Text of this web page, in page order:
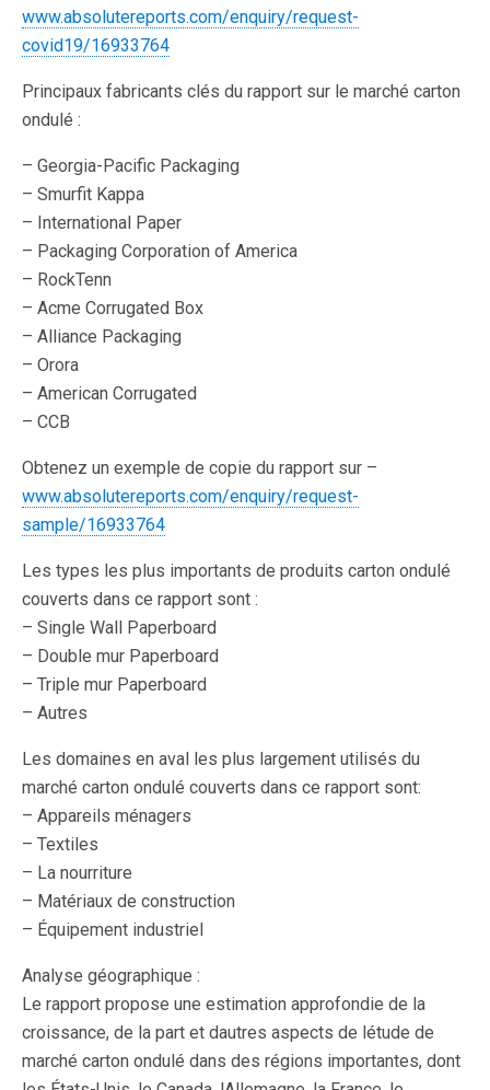
www.absolutereports.com/enquiry/request-
covid19/16933764
Principaux fabricants clés du rapport sur le marché carton
ondulé :
– Georgia-Pacific Packaging
– Smurfit Kappa
– International Paper
– Packaging Corporation of America
– RockTenn
– Acme Corrugated Box
– Alliance Packaging
– Orora
– American Corrugated
– CCB
Obtenez un exemple de copie du rapport sur –
www.absolutereports.com/enquiry/request-
sample/16933764
Les types les plus importants de produits carton ondulé
couverts dans ce rapport sont :
– Single Wall Paperboard
– Double mur Paperboard
– Triple mur Paperboard
– Autres
Les domaines en aval les plus largement utilisés du
marché carton ondulé couverts dans ce rapport sont:
– Appareils ménagers
– Textiles
– La nourriture
– Matériaux de construction
– Équipement industriel
Analyse géographique :
Le rapport propose une estimation approfondie de la
croissance, de la part et dautres aspects de létude de
marché carton ondulé dans des régions importantes, dont